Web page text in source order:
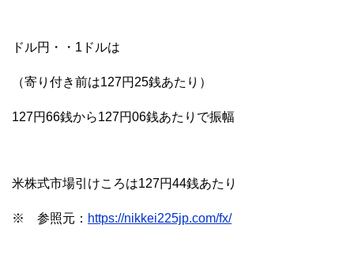
ドル円・・1ドルは
（寄り付き前は127円25銭あたり）
127円66銭から127円06銭あたりで振幅
米株式市場引けころは127円44銭あたり
※ 参照元： https://nikkei225jp.com/fx/